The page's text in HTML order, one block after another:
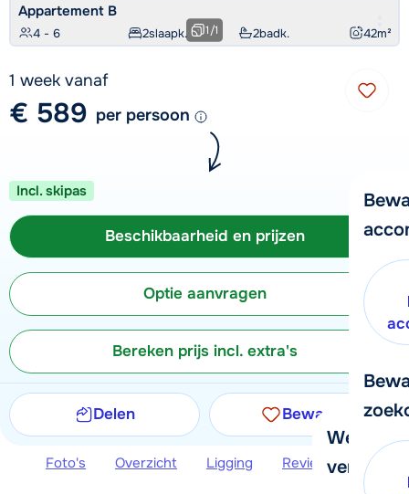
We
verder!
Appartement B
4 - 6 2slaapk. 2badk. 42m²
1/1
1 week vanaf
€ 589 per persoon
Incl. skipas
Beschikbaarheid en prijzen
Optie aanvragen
Bereken prijs incl. extra's
Delen Bewaren
Foto's Overzicht Ligging Reviews